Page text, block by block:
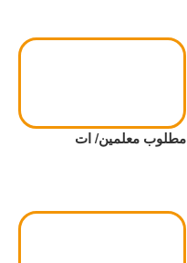
مطلوب معلمين/ ات